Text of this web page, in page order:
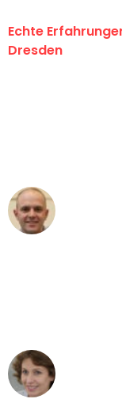
Echte
Dresden